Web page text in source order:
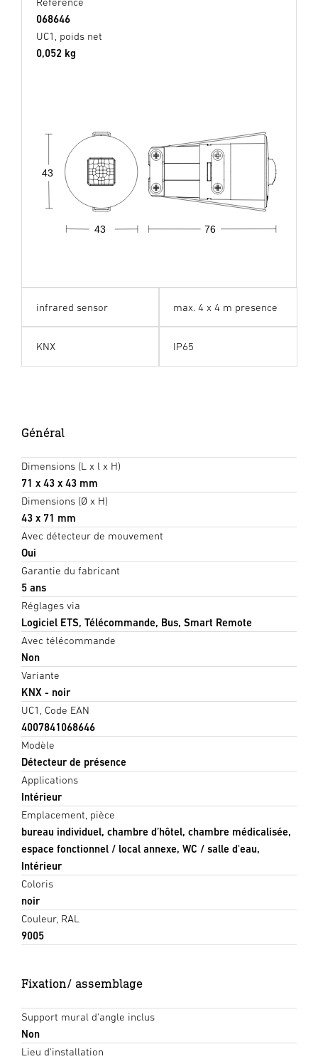
068646
UC1, poids net
0,052 kg
76
43
43
infrared sensor max. 4 x 4 m presence
KNX IP65
Général
Dimensions (L x l x H)
71 x 43 x 43 mm
Dimensions (Ø x H)
43 x 71 mm
Avec détecteur de mouvement
Oui
Garantie du fabricant
5 ans
Réglages via
Logiciel ETS, Télécommande, Bus, Smart Remote
Avec télécommande
Non
Variante
KNX - noir
UC1, Code EAN
4007841068646
Modèle
Détecteur de présence
Applications
Intérieur
Emplacement, pièce
bureau individuel, chambre d’hôtel, chambre médicalisée,
espace fonctionnel / local annexe, WC / salle d'eau,
Intérieur
Coloris
noir
Couleur, RAL
9005
Fixation/ assemblage
Support mural d'angle inclus
Non
Lieu d'installation